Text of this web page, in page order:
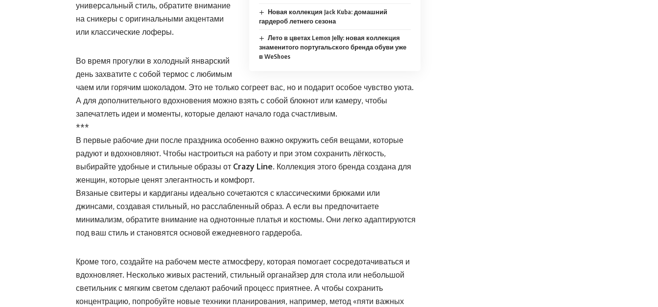
Новая коллекция Jack Kuba: домашний
гардероб летнего сезона
Лето в цветах Lemon Jelly: новая коллекция
знаменитого португальского бренда обуви уже
в WeShoes
универсальный стиль, обратите внимание
на сникеры с оригинальными акцентами
или классические лоферы.
Во время прогулки в холодный январский
день захватите с собой термос с любимым
чаем или горячим шоколадом. Это не только согреет вас, но и подарит особое чувство уюта.
А для дополнительного вдохновения можно взять с собой блокнот или камеру, чтобы
запечатлеть идеи и моменты, которые делают начало года счастливым.
***
В первые рабочие дни после праздника особенно важно окружить себя вещами, которые
радуют и вдохновляют. Чтобы настроиться на работу и при этом сохранить лёгкость,
выбирайте удобные и стильные образы от Crazy Line. Коллекция этого бренда создана для
женщин, которые ценят элегантность и комфорт.
Вязаные свитеры и кардиганы идеально сочетаются с классическими брюками или
джинсами, создавая стильный, но расслабленный образ. А если вы предпочитаете
минимализм, обратите внимание на однотонные платья и костюмы. Они легко адаптируются
под ваш стиль и становятся основой ежедневного гардероба.
Кроме того, создайте на рабочем месте атмосферу, которая помогает сосредотачиваться и
вдохновляет. Несколько живых растений, стильный органайзер для стола или небольшой
светильник с мягким светом сделают рабочий процесс приятнее. А чтобы сохранить
концентрацию, попробуйте новые техники планирования, например, метод «пяти важных